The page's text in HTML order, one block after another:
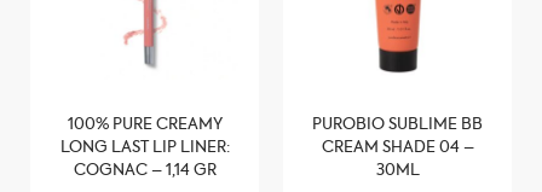
100% PURE CREAMY
LONG LAST LIP LINER:
COGNAC – 1,14 GR
PUROBIO SUBLIME BB
CREAM SHADE 04 –
30ML